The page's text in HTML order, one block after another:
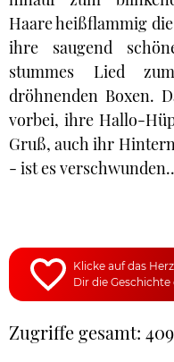
Haare heißflammig
ihre saugend
stummes Lied
dröhnenden Boxen.
vorbei, ihre Hallo-
Gruß, auch ihr
- ist es verschwunden..
Klicke auf das
Dir die Geschichte
Zugriffe gesamt: